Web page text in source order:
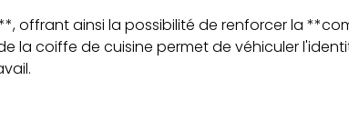
offrant ainsi la possibilité de renforcer la
la coiffe de cuisine permet de véhiculer